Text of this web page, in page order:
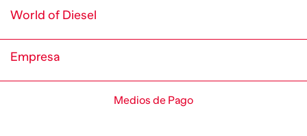
World of Diesel
Empresa
Medios de Pago